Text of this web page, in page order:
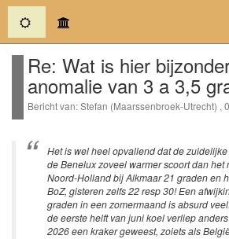
(current)
Re: Wat is hier
anomalie van 3 a 3,5
Bericht van: Stefan (Maarssenbroek-Utrecht) ,
Het is wel heel opvallend dat de
de Benelux zoveel warmer scoort dan het
Noord-Holland bij Alkmaar 21 graden en
BoZ, gisteren zelfs 22 resp 30! Een
graden in een zomermaand is absurd
de eerste helft van juni koel verliep
2026 een kraker geweest, zoiets als